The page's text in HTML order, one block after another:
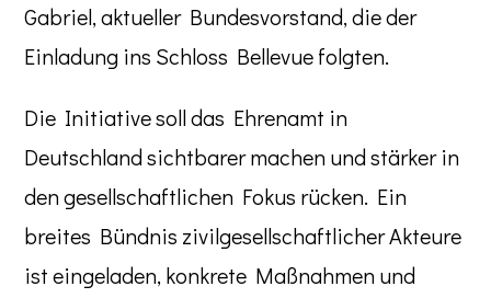
Gabriel, aktueller Bundesvorstand, die der
Einladung ins Schloss Bellevue folgten.
Die Initiative soll das Ehrenamt in
Deutschland sichtbarer machen und stärker in
den gesellschaftlichen Fokus rücken. Ein
breites Bündnis zivilgesellschaftlicher Akteure
ist eingeladen, konkrete Maßnahmen und